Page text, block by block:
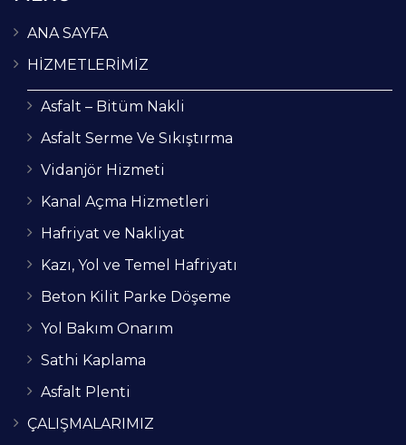
ANA SAYFA
HİZMETLERİMİZ
Asfalt – Bitüm Nakli
Asfalt Serme Ve Sıkıştırma
Vidanjör Hizmeti
Kanal Açma Hizmetleri
Hafriyat ve Nakliyat
Kazı, Yol ve Temel Hafriyatı
Beton Kilit Parke Döşeme
Yol Bakım Onarım
Sathi Kaplama
Asfalt Plenti
ÇALIŞMALARIMIZ